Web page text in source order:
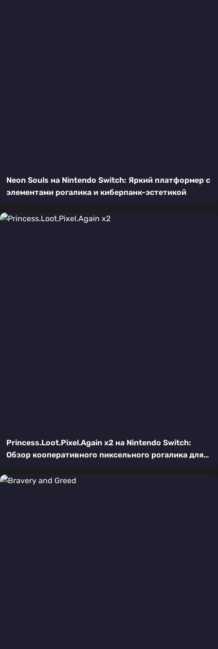
Neon Souls на Nintendo Switch: Яркий платформер с
элементами рогалика и киберпанк-эстетикой
Princess.Loot.Pixel.Again x2 на Nintendo Switch:
Обзор кооперативного пиксельного рогалика для